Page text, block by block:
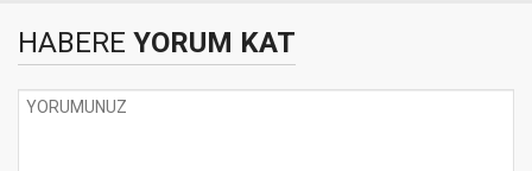
HABERE YORUM KAT